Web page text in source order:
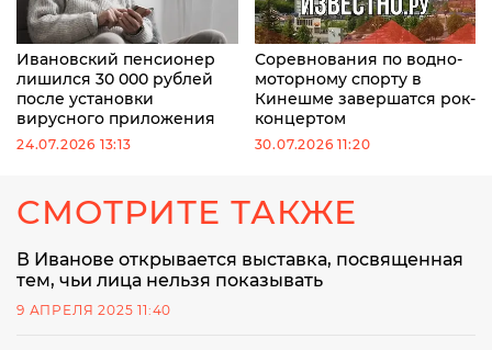
Ивановский пенсионер
лишился 30 000 рублей
после установки
вирусного приложения
24.07.2026 13:13
Соревнования по водно-
моторному спорту в
Кинешме завершатся рок-
концертом
30.07.2026 11:20
СМОТРИТЕ ТАКЖЕ
В Иванове открывается выставка, посвященная
тем, чьи лица нельзя показывать
9 АПРЕЛЯ 2025 11:40